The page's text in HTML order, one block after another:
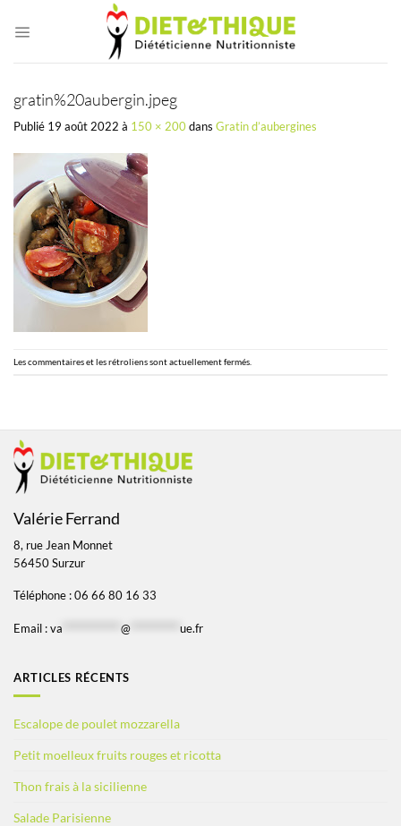
gratin%20aubergin.jpeg
Publié 19 août 2022 à 150 × 200 dans Gratin d’aubergines
Les commentaires et les rétroliens sont actuellement fermés.
Valérie Ferrand
8, rue Jean Monnet
56450 Surzur
Téléphone : 06 66 80 16 33
Email : va @ ue.fr
ARTICLES RÉCENTS
Escalope de poulet mozzarella
Petit moelleux fruits rouges et ricotta
Thon frais à la sicilienne
Salade Parisienne